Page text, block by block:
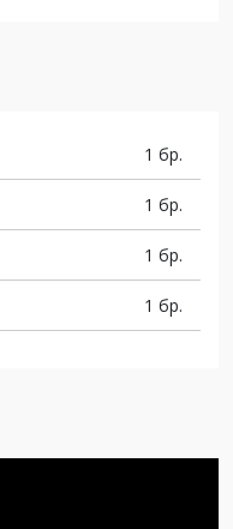
1 бр.
1 бр.
1 бр.
1 бр.